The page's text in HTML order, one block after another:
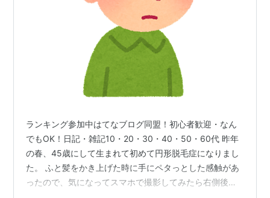
ランキング参加中はてなブログ同盟！初心者歓迎・なん
でもOK！日記・雑記10・20・30・40・50・60代 昨年
の春、45歳にして生まれて初めて円形脱毛症になりまし
た。 ふと髪をかき上げた時に手にペタっとした感触があ
ったので、気になってスマホで撮影してみたら右側後頭